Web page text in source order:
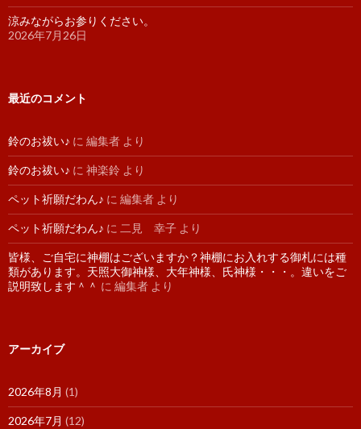
涼みながらお参りください。
2026年7月26日
最近のコメント
鈴のお祓い♪ に 編集者 より
鈴のお祓い♪ に 神楽鈴 より
ペット祈願だわん♪ に 編集者 より
ペット祈願だわん♪ に 二見 幸子 より
皆様、ご自宅に神棚はございますか？神棚にお入れする御札には種
類があります。天照大御神様、大年神様、氏神様・・・。違いをご
説明致します＾＾ に 編集者 より
アーカイブ
2026年8月 (1)
2026年7月 (12)